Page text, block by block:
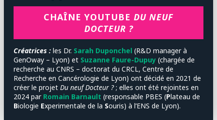
CHAÎNE YOUTUBE DU NEUF
DOCTEUR ?
Créatrices : les Dr. Sarah Duponchel (R&D manager à
GenOway – Lyon) et Suzanne Faure-Dupuy (chargée de
recherche au CNRS – doctorat du CRCL, Centre de
Recherche en Cancérologie de Lyon) ont décidé en 2021 de
créer le projet Du neuf Docteur ?; elles ont été rejointes en
2024 parRomain Barnault (responsable PBES (Plateau de
Biologie Experimentale de la Souris) à l’ENS de Lyon).